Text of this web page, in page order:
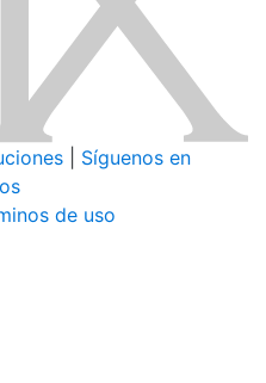
Síguenos en
de uso